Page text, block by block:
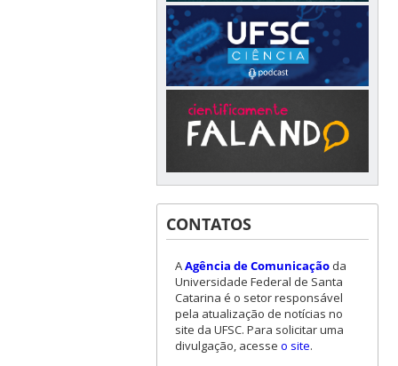
CONTATOS
AAgência de Comunicaçãoda
Universidade Federal de Santa
Catarina é o setor responsável
pela atualização de notícias no
site da UFSC. Para solicitar uma
divulgação, acesse o site.